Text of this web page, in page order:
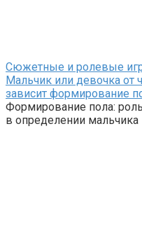
Сюжетные и ролевые
Мальчик или девочка от
зависит формирование
Формирование пола:
в определении